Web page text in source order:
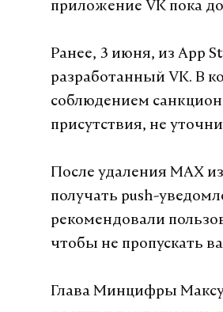
приложение VK пока
Ранее, 3 июня, из App
разработанный VK. В
соблюдением
присутствия, не
После удаления MAX
получать push-
рекомендовали
чтобы не пропускать
Глава Минцифры